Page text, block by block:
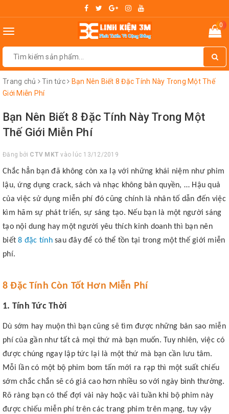
Toggle
0
Trang chủ Tin tức
Bạn Nên Biết 8 Đặc Tính Này Trong Một Thế
Giới Miễn Phí
Bạn Nên Biết 8 Đặc Tính Này Trong Một
Thế Giới Miễn Phí
Đăng bởi CTV MKT vào lúc 13/12/2019
Chắc hẳn bạn đã không còn xa lạ với những khái niệm như phim
lậu, ứng dụng crack, sách và nhạc không bản quyền, … Hậu quả
của việc sử dụng miễn phí đó cũng chính là nhân tố dẫn đến việc
kìm hãm sự phát triển, sự sáng tạo. Nếu bạn là một người sáng
tạo nội dung hay một người yêu thích kinh doanh thì bạn nên
biết8 đặc tínhsau đây để có thể tồn tại trong một thế giới miễn
phí.
8 Đặc Tính Còn Tốt Hơn Miễn Phí
1. Tính Tức Thời
Dù sớm hay muộn thì bạn cũng sẽ tìm được những bản sao miễn
phí của gần như tất cả mọi thứ mà bạn muốn. Tuy nhiên, việc có
được chúng ngay lập tức lại là một thứ mà bạn cần lưu tâm.
Mỗi lần có một bộ phim bom tấn mới ra rạp thì một suất chiếu
sớm chắc chắn sẽ có giá cao hơn nhiều so với ngày bình thường.
Rõ ràng bạn có thể đợi vài này hoặc vài tuần khi bộ phim này
được chiếu miễn phí trên các trang phim trên mạng, tuy vậy